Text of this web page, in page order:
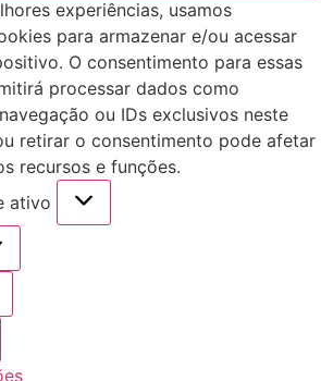
experiências, usamos
para armazenar e/ou acessar
O consentimento para essas
processar dados como
ou IDs exclusivos neste
retirar o consentimento pode afetar
recursos e funções.
ativo